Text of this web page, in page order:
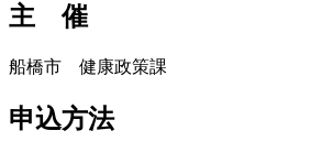
主 催
船橋市 健康政策課
申込方法